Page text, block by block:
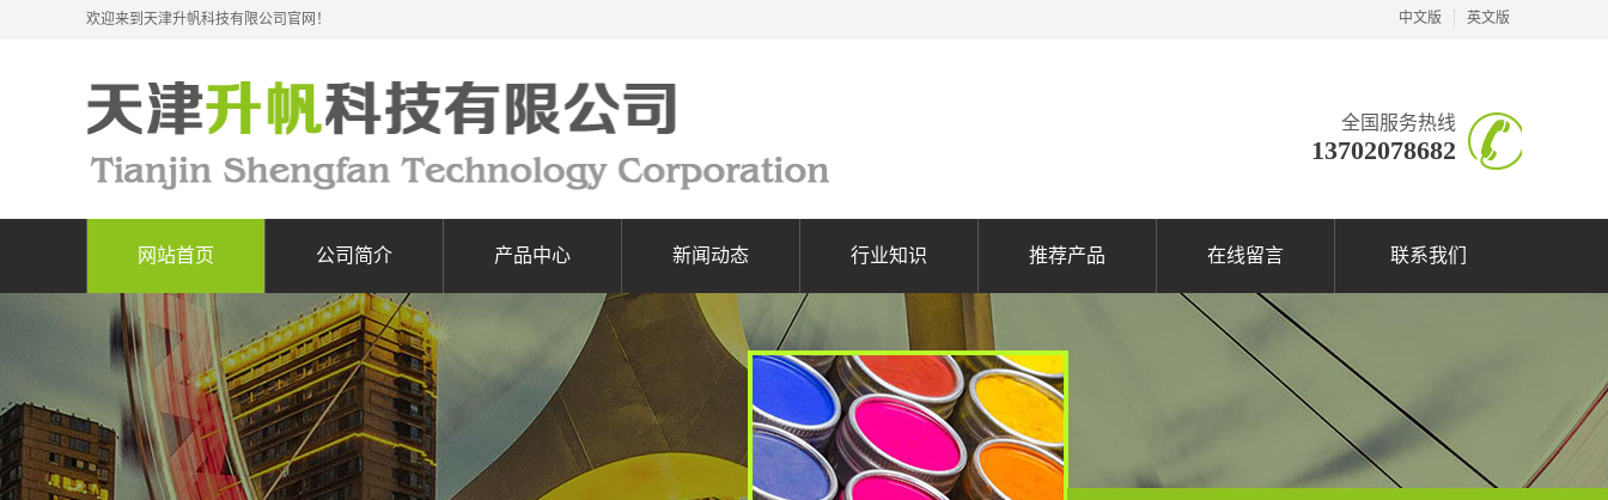
欢迎来到天津升帆科技有限公司官网！ 中文版 英文版
全国服务热线
13702078682
网站首页 公司简介 产品中心 新闻动态 行业知识 推荐产品 在线留言 联系我们